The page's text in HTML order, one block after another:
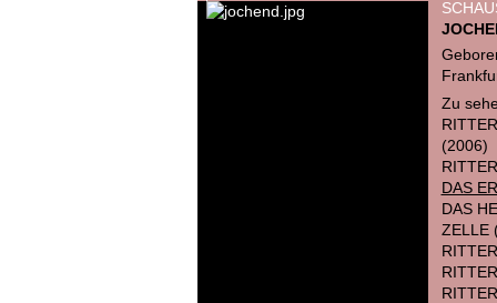
Zu
(2006)
DAS
DAS
ZELLE